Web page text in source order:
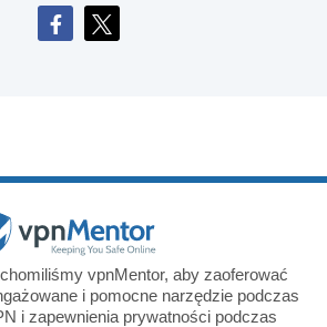
vpnMentor, aby zaoferować
i pomocne narzędzie podczas
i zapewnienia prywatności podczas